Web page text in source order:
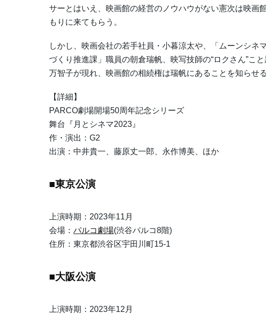
サーとはいえ、映画館の経営のノウハウがない憲次は映画
もりに来てもらう。
しかし、映画会社の若手社員・小暮涼太や、「ムーンシネ
づくり推進課」職員の朝倉瑞帆、映写技師の“ロクさん”こ
万智子が現れ、映画館の相続権は瑞帆にあることを知らせる
【詳細】
PARCO劇場開場50周年記念シリーズ
舞台『月とシネマ2023』
作・演出：G2
出演：中井貴一、藤原丈一郎、永作博美、ほか
■東京公演
上演時期：2023年11月
会場： パルコ劇場(渋谷パルコ8階)
住所：東京都渋谷区宇田川町15-1
■大阪公演
上演時期：2023年12月